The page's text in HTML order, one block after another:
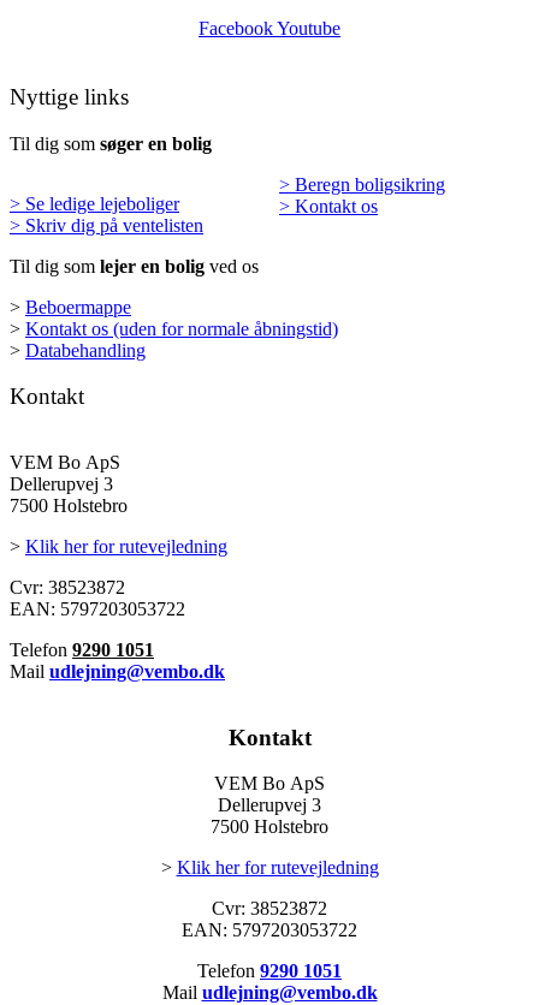
FacebookYoutube
Nyttige links
Til dig som søger en bolig
> Se ledige lejeboliger
> Skriv dig på ventelisten
> Beregn boligsikring
> Kontakt os
Til dig som lejer en bolig ved os
> Beboermappe
> Kontakt os (uden for normale åbningstid)
> Databehandling
Kontakt
VEM Bo ApS
Dellerupvej 3
7500 Holstebro
> Klik her for rutevejledning
Cvr: 38523872
EAN: 5797203053722
Telefon 9290 1051
Mail udlejning@vembo.dk
Kontakt
VEM Bo ApS
Dellerupvej 3
7500 Holstebro
> Klik her for rutevejledning
Cvr: 38523872
EAN: 5797203053722
Telefon 9290 1051
Mail udlejning@vembo.dk